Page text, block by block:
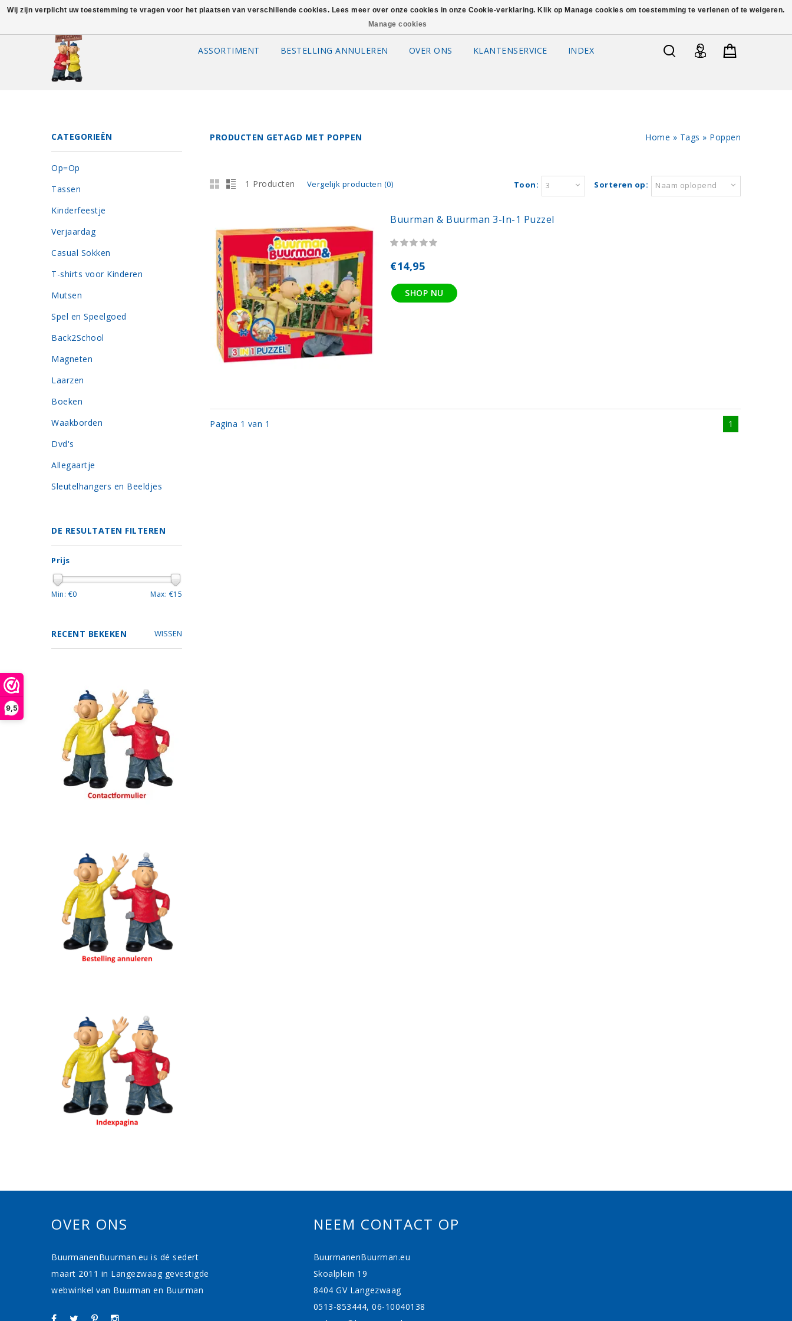
9,5
ASSORTIMENT BESTELLING ANNULEREN OVER ONS KLANTENSERVICE INDEX
Home » Tags » Poppen
PRODUCTEN GETAGD MET POPPEN
1 Producten Vergelijk producten (0) Sorteren op: Naam oplopend
Toon: 3
Buurman & Buurman 3-In-1 Puzzel
€14,95
SHOP NU
Pagina 1 van 1 1
CATEGORIEËN
Op=Op
Tassen
Kinderfeestje
Verjaardag
Casual Sokken
T-shirts voor Kinderen
Mutsen
Spel en Speelgoed
Back2School
Magneten
Laarzen
Boeken
Waakborden
Dvd's
Allegaartje
Sleutelhangers en Beeldjes
DE RESULTATEN FILTEREN
Prijs
Min: €0 Max: €15
RECENT BEKEKEN WISSEN
OVER ONS
BuurmanenBuurman.eu is dé sedert
maart 2011 in Langezwaag gevestigde
webwinkel van Buurman en Buurman
NEEM CONTACT OP
BuurmanenBuurman.eu
Skoalplein 19
8404 GV Langezwaag
0513-853444, 06-10040138
Wij zijn verplicht uw toestemming te vragen voor het plaatsen van verschillende cookies. Lees meer over onze cookies in onze Cookie-verklaring. Klik op Manage cookies om toestemming te verlenen of te weigeren.
Manage cookies